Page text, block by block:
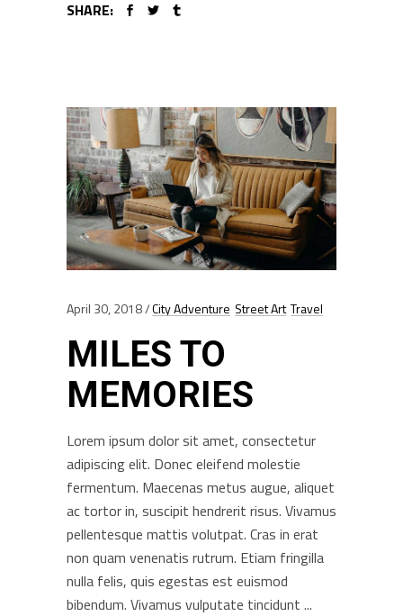
SHARE:
April 30, 2018 City Adventure Street Art Travel
MILES TO
MEMORIES
Lorem ipsum dolor sit amet, consectetur
adipiscing elit. Donec eleifend molestie
fermentum. Maecenas metus augue, aliquet
ac tortor in, suscipit hendrerit risus. Vivamus
pellentesque mattis volutpat. Cras in erat
non quam venenatis rutrum. Etiam fringilla
nulla felis, quis egestas est euismod
bibendum. Vivamus vulputate tincidunt